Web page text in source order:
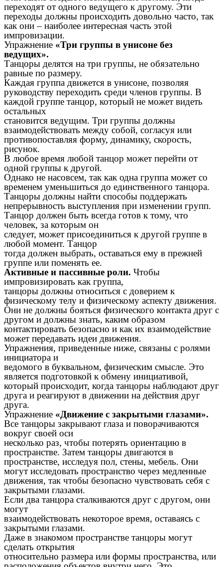
переходят от одного ведущего к другому. Эти
переходы должны происходить довольно часто, так
как они – наиболее интересная часть этой
импровизации.
Упражнение «Три группы в унисоне без
ведущих».
Танцоры делятся на три группы, не обязательно
равные по размеру.
Каждая группа движется в унисоне, позволяя
руководству переходить среди членов группы. В
каждой группе танцор, который не может видеть
остальных
становится ведущим. Три группы должны
взаимодействовать между собой, согласуя или
противопоставляя форму, динамику, скорость,
рисунок.
В любое время любой танцор может перейти от
одной группы к другой.
Однако не насовсем, так как одна группа может со
временем уменьшиться до единственного танцора.
Танцоры должны найти способы поддержать
непрерывность выступления при изменении групп.
Танцор должен быть всегда готов к тому, что
человек, за которым он
следует, может присоединиться к другой группе в
любой момент. Танцор
тогда должен выбрать, оставаться ему в прежней
группе или поменять ее.
Активные и пассивные роли. Чтобы
импровизировать как группа,
танцоры должны относиться с доверием к
физическому телу и физическому аспекту движения.
Они не должны бояться физического контакта друг с
другом и должны знать, каким образом
контактировать безопасно и как их взаимодействие
может передавать идеи движения.
Упражнения, приведенные ниже, связаны с ролями
инициатора и
ведомого в буквальном, физическим смысле. Это
является подготовкой к обмену инициативой,
который происходит, когда танцоры наблюдают друг
друга и реагируют в движении на действия друг
друга.
Упражнение «Движение с закрытыми глазами».
Все танцоры закрывают глаза и поворачиваются
вокруг своей оси
несколько раз, чтобы потерять ориентацию в
пространстве. Затем танцоры двигаются в
пространстве, исследуя пол, стены, мебель. Они
могут исследовать пространство через медленные
движения, так чтобы безопасно чувствовать себя с
закрытыми глазами.
Если два танцора сталкиваются друг с другом, они
могут
взаимодействовать некоторое время, оставаясь с
закрытыми глазами.
Даже в знакомом пространстве танцоры могут
сделать открытия
относительно размера или формы пространства, или